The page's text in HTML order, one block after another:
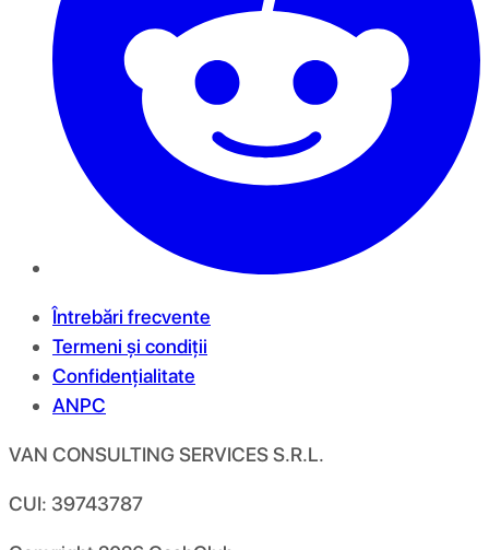
Întrebări frecvente
Termeni și condiții
Confidențialitate
ANPC
VAN CONSULTING SERVICES S.R.L.
CUI: 39743787